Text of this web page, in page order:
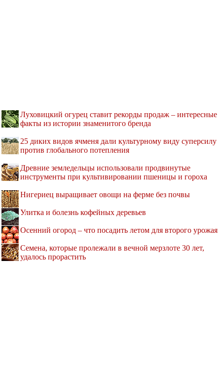
Луховицкий огурец ставит рекорды продаж – интересные
факты из истории знаменитого бренда
25 диких видов ячменя дали культурному виду суперсилу
против глобального потепления
Древние земледельцы использовали продвинутые
инструменты при культивировании пшеницы и гороха
Нигериец выращивает овощи на ферме без почвы
Улитка и болезнь кофейных деревьев
Осенний огород – что посадить летом для второго урожая
Семена, которые пролежали в вечной мерзлоте 30 лет,
удалось прорастить